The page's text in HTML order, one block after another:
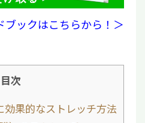
ックはこちらから！＞
目次
効果的なストレッチ方法